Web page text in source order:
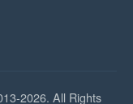
2026. All Rights